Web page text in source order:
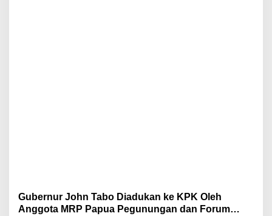
Gubernur John Tabo Diadukan ke KPK Oleh
Anggota MRP Papua Pegunungan dan Forum